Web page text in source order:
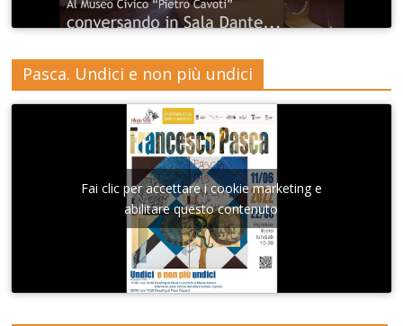
Pasca. Undici e non più undici
Fai clic per accettare i cookie marketing e
abilitare questo contenuto